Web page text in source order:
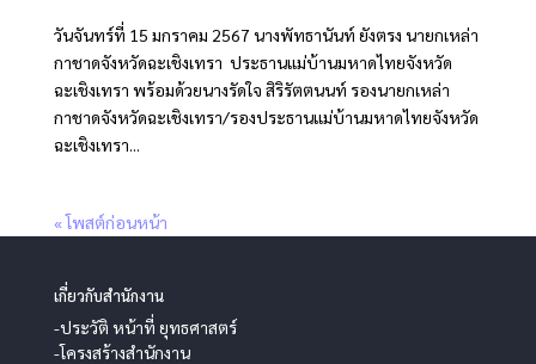
วันจันทร์ที่ 15 มกราคม 2567 นางพัทธานันท์ ยังตรง นายกเหล่า
กาชาดจังหวัดฉะเชิงเทรา ประธานแม่บ้านมหาดไทยจังหวัด
ฉะเชิงเทรา พร้อมด้วยนางรัดใจ สิริรัตตนนท์ รองนายกเหล่า
กาชาดจังหวัดฉะเชิงเทรา/รองประธานแม่บ้านมหาดไทยจังหวัด
ฉะเชิงเทรา...
« โพสต์ก่อนหน้า
เกี่ยวกับสำนักงาน
-ประวัติ หน้าที่ ยุทธศาสตร์
-โครงสร้างสำนักงาน